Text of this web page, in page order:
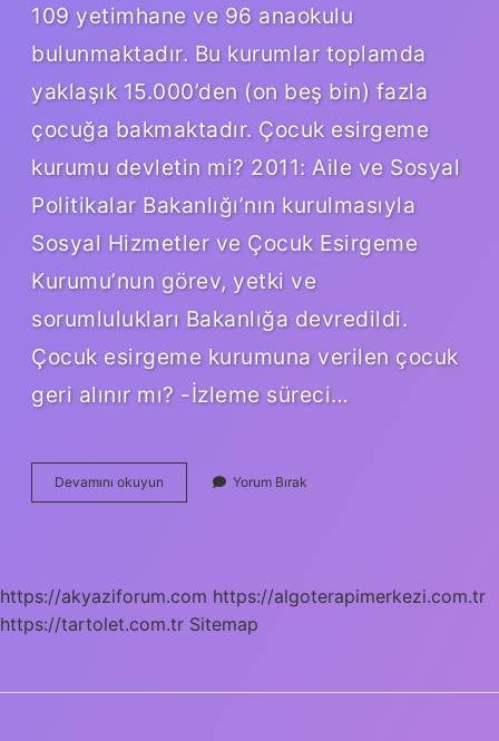
109 yetimhane ve 96 anaokulu
bulunmaktadır. Bu kurumlar toplamda
yaklaşık 15.000’den (on beş bin) fazla
çocuğa bakmaktadır. Çocuk esirgeme
kurumu devletin mi? 2011: Aile ve Sosyal
Politikalar Bakanlığı’nın kurulmasıyla
Sosyal Hizmetler ve Çocuk Esirgeme
Kurumu’nun görev, yetki ve
sorumlulukları Bakanlığa devredildi.
Çocuk esirgeme kurumuna verilen çocuk
geri alınır mı? -İzleme süreci…
Devamını okuyun
Esirgeme
Yorum Bırak
https://akyaziforum.com https://algoterapimerkezi.com.tr
https://tartolet.com.tr Sitemap